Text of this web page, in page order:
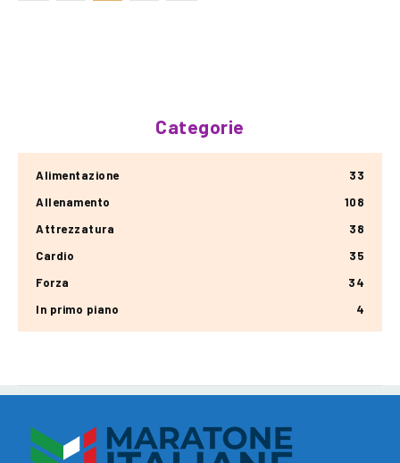
Categorie
Alimentazione
33
Allenamento
108
Attrezzatura
38
Cardio
35
Forza
34
In primo piano
4